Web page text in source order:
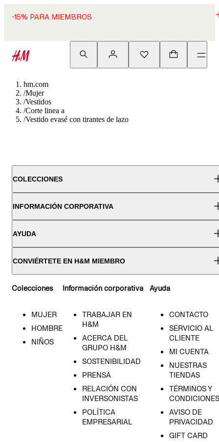
-15% PARA MIEMBROS
hm.com
/Mujer
/Vestidos
/Corte linea a
/Vestido evasé con tirantes de lazo
COLECCIONES
INFORMACIÓN CORPORATIVA
AYUDA
CONVIÉRTETE EN H&M MIEMBRO
Colecciones
MUJER
HOMBRE
NIÑOS
Información corporativa
TRABAJAR EN
H&M
ACERCA DEL
GRUPO H&M
SOSTENIBILIDAD
PRENSA
RELACIÓN CON
INVERSONISTAS
POLÍTICA
EMPRESARIAL
Ayuda
CONTACTO
SERVICIO AL
CLIENTE
MI CUENTA
NUESTRAS
TIENDAS
TÉRMINOS Y
CONDICIONES
AVISO DE
PRIVACIDAD
GIFT CARD